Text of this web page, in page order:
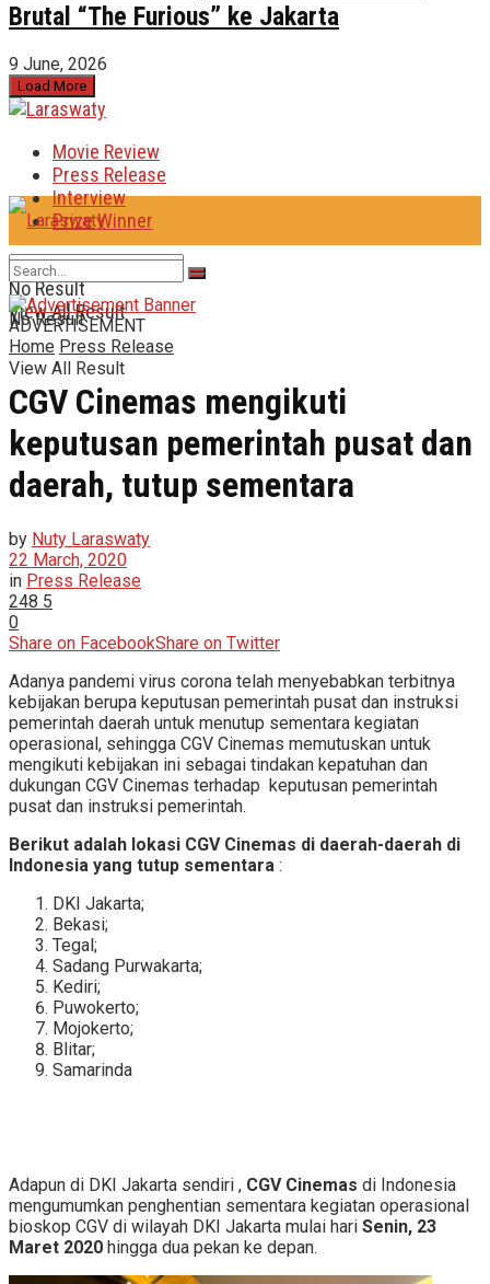
Brutal “The Furious” ke Jakarta
9 June, 2026
Load More
Movie Review
Press Release
Interview
Prize Winner
No Result
View All Result
No Result
View All Result
ADVERTISEMENT
Home Press Release
CGV Cinemas mengikuti
keputusan pemerintah pusat dan
daerah, tutup sementara
by Nuty Laraswaty
22 March, 2020
in Press Release
248 5
0
Share on FacebookShare on Twitter
Adanya pandemi virus corona telah menyebabkan terbitnya
kebijakan berupa keputusan pemerintah pusat dan instruksi
pemerintah daerah untuk menutup sementara kegiatan
operasional, sehingga CGV Cinemas memutuskan untuk
mengikuti kebijakan ini sebagai tindakan kepatuhan dan
dukungan CGV Cinemas terhadap keputusan pemerintah
pusat dan instruksi pemerintah.
Berikut adalah lokasi CGV Cinemas di daerah-daerah di
Indonesia yang tutup sementara :
DKI Jakarta;
Bekasi;
Tegal;
Sadang Purwakarta;
Kediri;
Puwokerto;
Mojokerto;
Blitar;
Samarinda
Adapun di DKI Jakarta sendiri , CGV Cinemas di Indonesia
mengumumkan penghentian sementara kegiatan operasional
bioskop CGV di wilayah DKI Jakarta mulai hari Senin, 23
Maret 2020 hingga dua pekan ke depan.